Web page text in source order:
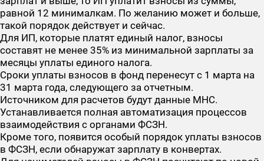
равной 12 минималкам. По желанию может и больше,
такой порядок действует и сейчас.
Для ИП, которые платят единый налог, взносы
составят не менее 35% из минимальной зарплаты за
месяцы уплаты единого налога.
Сроки уплаты взносов в фонд перенесут с 1 марта на
31 марта года, следующего за отчетным.
Источником для расчетов будут данные МНС.
Устанавливается полная автоматизация процессов
взаимодействия с органами ФСЗН.
Кроме того, появится особый порядок уплаты взносов
в ФСЗН, если обнаружат зарплату в конвертах.